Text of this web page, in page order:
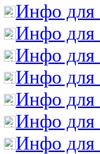
Инфо для
Инфо для
Инфо для
Инфо для
Инфо для
Инфо для
Инфо для